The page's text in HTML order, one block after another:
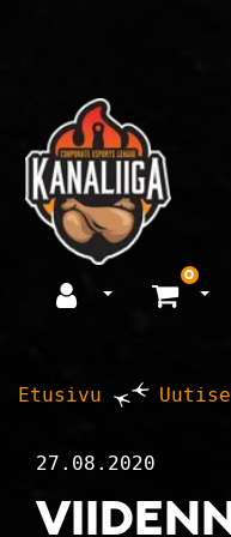
Avaa
0
Etusivu
27.08.2020